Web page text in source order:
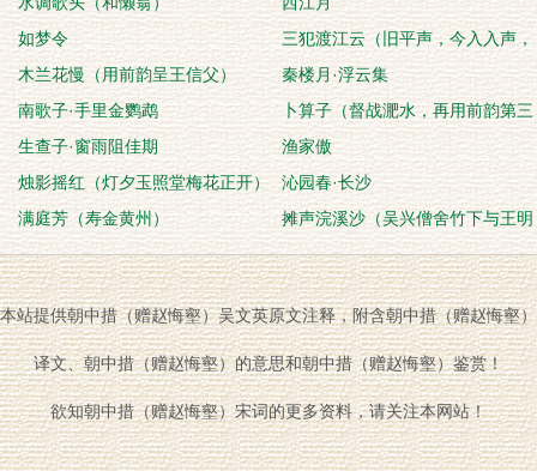
如梦令
三犯渡江云（旧平声，今入入声，
为竹友谢少保寿）
木兰花慢（用前韵呈王信父）
秦楼月·浮云集
南歌子·手里金鹦鹉
卜算子（督战淝水，再用前韵第三
首示青草堂）
生查子·窗雨阻佳期
渔家傲
烛影摇红（灯夕玉照堂梅花正开）
沁园春·长沙
满庭芳（寿金黄州）
摊声浣溪沙（吴兴僧舍竹下与王明
之饮）
本站提供朝中措（赠赵悔壑）吴文英原文注释，附含朝中措（赠赵悔壑）
译文、朝中措（赠赵悔壑）的意思和朝中措（赠赵悔壑）鉴赏！
欲知朝中措（赠赵悔壑）宋词的更多资料，请关注本网站！